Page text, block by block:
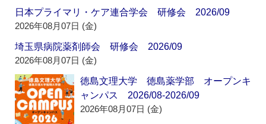
日本プライマリ・ケア連合学会 研修会 2026/09
2026年08月07日 (金)
埼玉県病院薬剤師会 研修会 2026/09
2026年08月07日 (金)
徳島文理大学 徳島薬学部 オープンキ
ャンパス 2026/08-2026/09
2026年08月07日 (金)